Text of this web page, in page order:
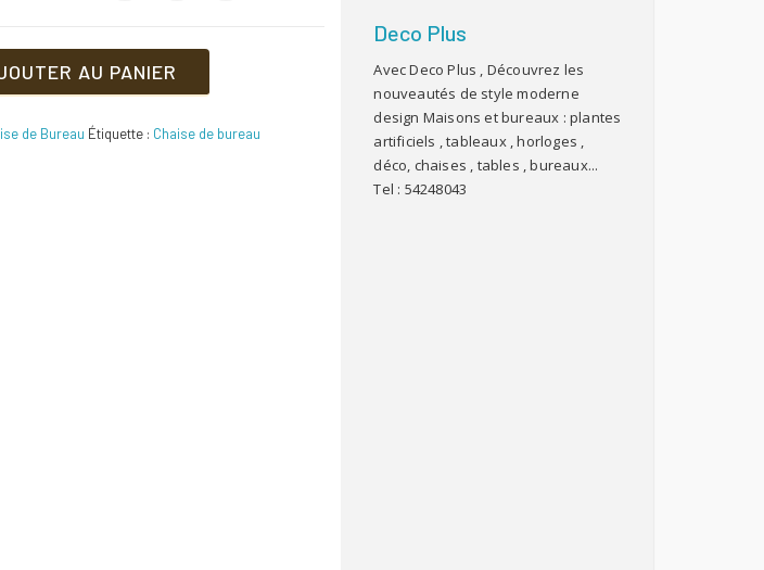
:
AU PANIER
de Bureau Étiquette : Chaise de bureau
Deco Plus
Avec Deco Plus , Découvrez les
nouveautés de style moderne
design Maisons et bureaux : plantes
artificiels , tableaux , horloges ,
déco, chaises , tables , bureaux...
Tel : 54248043